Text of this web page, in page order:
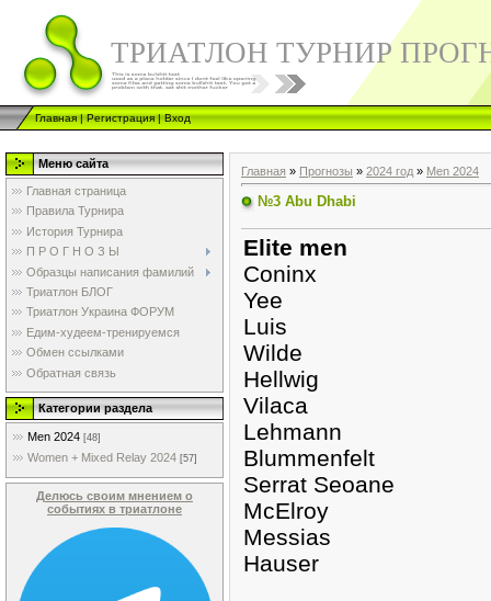
ТРИАТЛОН ТУРНИР
Главная|Регистрация|Вход
Меню сайта
Главная страница
Правила Турнира
История Турнира
П Р О Г Н О З Ы
Образцы написания фамилий
Триатлон БЛОГ
Триатлон Украина ФОРУМ
Едим-худеем-тренируемся
Обмен ссылками
Обратная связь
Категории раздела
Men 2024 [48]
Women + Mixed Relay 2024 [57]
Делюсь своим мнением о
событиях в триатлоне
Главная » Прогнозы » 2024 год » Men 2024
№3 Abu Dhabi
Elite men
Coninx
Yee
Luis
Wilde
Hellwig
Vilaca
Lehmann
Blummenfelt
Serrat Seoane
McElroy
Messias
Hauser